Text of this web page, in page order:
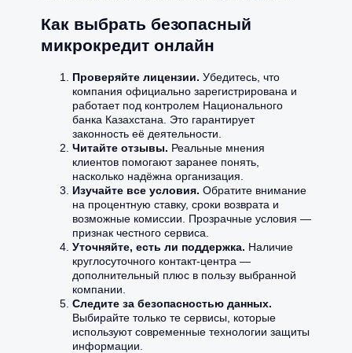
Как выбрать безопасный
микрокредит онлайн
Проверяйте лицензии. Убедитесь, что
компания официально зарегистрирована и
работает под контролем Национального
банка Казахстана. Это гарантирует
законность её деятельности.
Читайте отзывы. Реальные мнения
клиентов помогают заранее понять,
насколько надёжна организация.
Изучайте все условия. Обратите внимание
на процентную ставку, сроки возврата и
возможные комиссии. Прозрачные условия —
признак честного сервиса.
Уточняйте, есть ли поддержка. Наличие
круглосуточного контакт-центра —
дополнительный плюс в пользу выбранной
компании.
Следите за безопасностью данных.
Выбирайте только те сервисы, которые
используют современные технологии защиты
информации.